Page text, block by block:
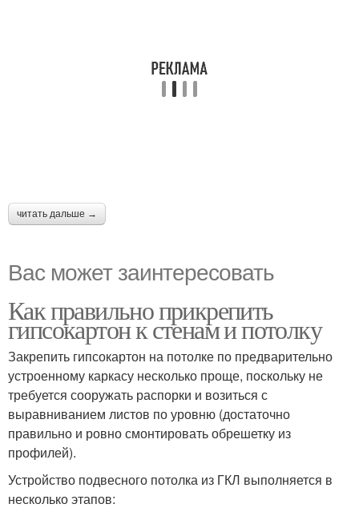
читать дальше →
Вас может заинтересовать
Как правильно прикрепить
гипсокартон к стенам и потолку
Закрепить гипсокартон на потолке по предварительно
устроенному каркасу несколько проще, поскольку не
требуется сооружать распорки и возиться с
выравниванием листов по уровню (достаточно
правильно и ровно смонтировать обрешетку из
профилей).
Устройство подвесного потолка из ГКЛ выполняется в
несколько этапов: